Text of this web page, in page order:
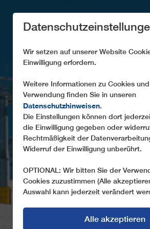
Wir setzen auf unserer Website
Einwilligung erfordern.
Weitere Informationen zu Cookies
Verwendung finden Sie in unseren
Datenschutzhinweisen.
Die Einstellungen können dort
die Einwilligung gegeben oder
Rechtmäßigkeit der
Widerruf der Einwilligung unberührt.
OPTIONAL: Wir bitten Sie der
Cookies zuzustimmen (Alle
Auswahl kann jederzeit verändert
Alle akzeptieren